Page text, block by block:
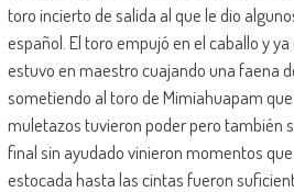
toro incierto de salida al que le dio
español. El toro empujó en el caballo y
estuvo en maestro cuajando una faena
sometiendo al toro de Mimiahuapam
muletazos tuvieron poder pero también
final sin ayudado vinieron momentos
estocada hasta las cintas fueron